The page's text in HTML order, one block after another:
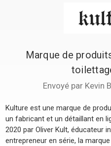
Marque de
Envoyé par Kevin
Kulture est une marque de
un fabricant et un détaillant en
2020 par Oliver Kult, éducateur
entrepreneur en série, la